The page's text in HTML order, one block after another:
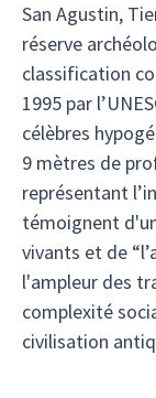
San Agustin,
réserve
classification
1995 par
célèbres
9 mètres de
représentant
témoignent
vivants et de
l'ampleur des
complexité
civilisation